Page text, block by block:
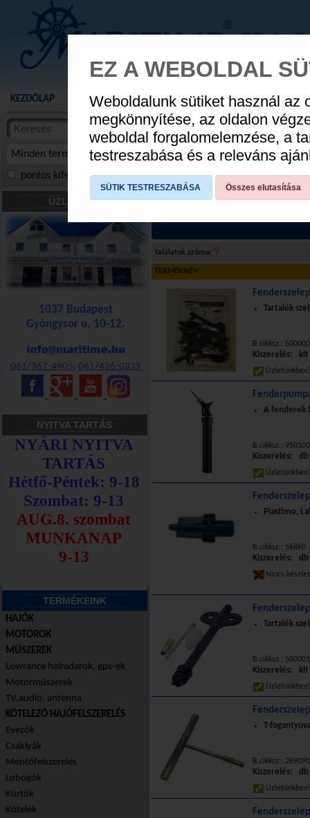
AUGUSZTUS
KEZDŐLAP AKCIÓS TERMÉKEK WEBÁRUHÁZ HÍREK
Minden termék
termékekben
cikkekben
pontos kifejezés összes szóra szóra, szótöredék
ÜZLETÜNK
1037 Budapest
Gyöngysor u. 10-12.
061/367-4905,061/436-0339
NYITVA TARTÁS
TERMÉKEINK
HAJÓK
MOTOROK
MŰSZEREK
Lowrance halradarok, gps-ek
Motorműszerek
TV,audio, antenna
KÖTELEZŐ HAJÓFELSZERELÉS
Evezők
Csáklyák
Mentőfelszerelés
Lobogók
Kürtök
Kötelek
Fenderek-bóják»Fenderpumpa, szelep
Találatok száma: 9
TERMÉKNÉV
Tartalék
B.cikksz.:
Kiszerelés: klt
A fenderek
B.cikksz.:
Kiszerelés: db
Plastimo,
B.cikksz.: 56860
Kiszerelés: db
Nincs
Tartalék
B.cikksz.:
Kiszerelés: klt
T-
B.cikksz.: 269090
Kiszerelés: db
EZ A WEBOLDAL
Weboldalunk sütiket használ az
megkönnyítése, az oldalon
weboldal forgalomelemzése, a
testreszabása és a releváns
SÜTIK TESTRESZABÁSA Összes elutasítása